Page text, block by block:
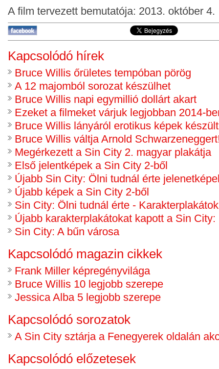
A film tervezett bemutatója: 2013. október 4.
Kapcsolódó hírek
Bruce Willis őrületes tempóban pörög
A 12 majomból sorozat készülhet
Bruce Willis napi egymillió dollárt akart
Ezeket a filmeket várjuk legjobban 2014-
Bruce Willis lányáról erotikus képek
Bruce Willis váltja Arnold
Megérkezett a Sin City 2. magyar plakátja
Első jelentképek a Sin City 2-ből
Újabb Sin City: Ölni tudnál érte
Újabb képek a Sin City 2-ből
Sin City: Ölni tudnál érte - Karakterplakátok
Újabb karakterplakátokat kapott a Sin
Sin City: A bűn városa
Kapcsolódó magazin cikkek
Frank Miller képregényvilága
Bruce Willis 10 legjobb szerepe
Jessica Alba 5 legjobb szerepe
Kapcsolódó sorozatok
A Sin City sztárja a Fenegyerek oldalán
Kapcsolódó előzetesek